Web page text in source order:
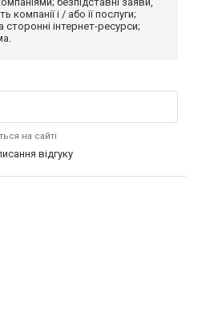
і / або її послуги;
інтернет-ресурси;
на сайті
відгуку